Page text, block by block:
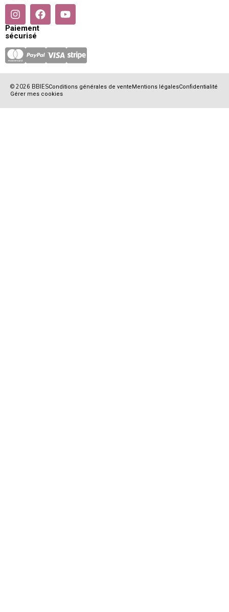
Paiement
sécurisé
© 2026 BBIESConditions générales de venteMentions légalesConfidentialité
Gérer mes cookies